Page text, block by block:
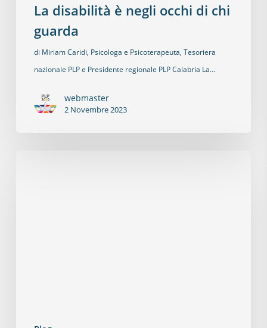
La disabilità è negli occhi di chi
guarda
di Miriam Caridi, Psicologa e Psicoterapeuta, Tesoriera
nazionale PLP e Presidente regionale PLP Calabria La…
webmaster
2 Novembre 2023